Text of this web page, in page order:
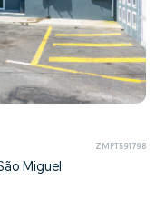
ZMPT591798
Miguel